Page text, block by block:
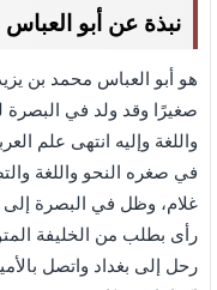
نبذة عن أبو العباس
هو أبو العباس محمد بن
واللغة وإليه انتهى علم
في صغره النحو واللغة
رحل إلى بغداد واتصل